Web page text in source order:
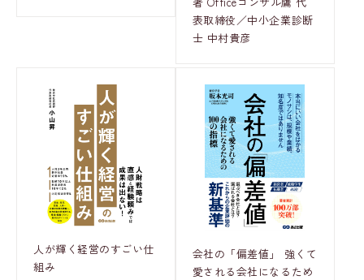
表取締役／中小企業診断
士 中村貴彦
人が輝く経営のすごい仕
組み
会社の「偏差値」 強くて
愛される会社になるため